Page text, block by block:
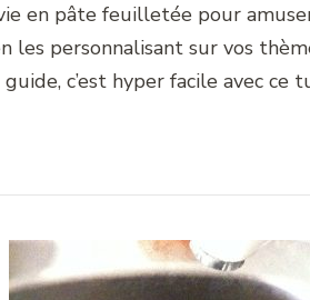
en pâte feuilletée pour
les personnalisant sur vos
guide, c’est hyper facile avec